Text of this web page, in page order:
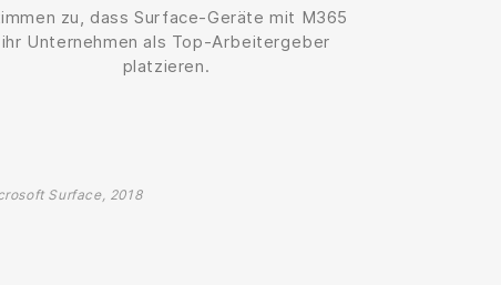
zu, dass Surface-Geräte mit M365
ihr Unternehmen als Top-Arbeitergeber
platzieren.
Surface, 2018